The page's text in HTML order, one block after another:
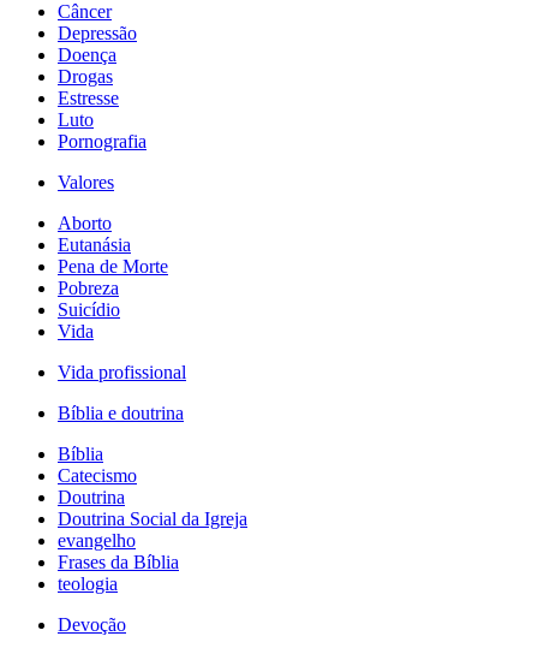
Câncer
Depressão
Doença
Drogas
Estresse
Luto
Pornografia
Valores
Aborto
Eutanásia
Pena de Morte
Pobreza
Suicídio
Vida
Vida profissional
Bíblia e doutrina
Bíblia
Catecismo
Doutrina
Doutrina Social da Igreja
evangelho
Frases da Bíblia
teologia
Devoção